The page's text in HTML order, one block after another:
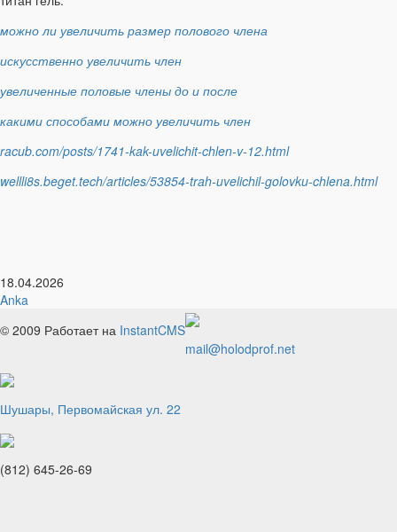
можно ли увеличить размер полового члена
искусственно увеличить член
увеличенные половые члены до и после
какими способами можно увеличить член
racub.com/posts/1741-kak-uvelichit-chlen-v-12.html
wellli8s.beget.tech/articles/53854-trah-uvelichil-golovku-chlena.html
18.04.2026
Anka
© 2009 Работает на InstantCMS
mail@holodprof.net
Шушары, Первомайская ул. 22
(812) 645-26-69